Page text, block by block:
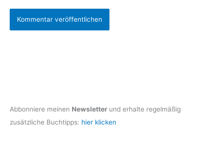
Abbonniere meinen Newsletter und erhalte regelmäßig
zusätzliche Buchtipps: hier klicken